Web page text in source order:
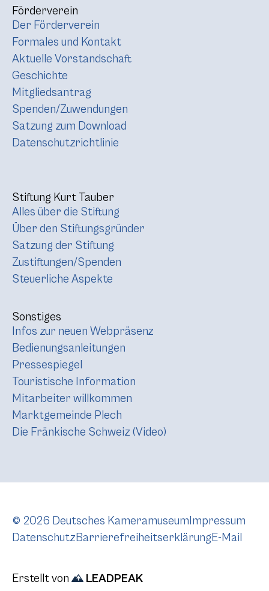
Förderverein
Der Förderverein
Formales und Kontakt
Aktuelle Vorstandschaft
Geschichte
Mitgliedsantrag
Spenden/Zuwendungen
Satzung zum Download
Datenschutzrichtlinie
Stiftung Kurt Tauber
Alles über die Stiftung
Über den Stiftungsgründer
Satzung der Stiftung
Zustiftungen/Spenden
Steuerliche Aspekte
Sonstiges
Infos zur neuen Webpräsenz
Bedienungsanleitungen
Pressespiegel
Touristische Information
Mitarbeiter willkommen
Marktgemeinde Plech
Die Fränkische Schweiz (Video)
© 2026 Deutsches KameramuseumImpressum
DatenschutzBarrierefreiheitserklärungE-Mail
Erstellt von LEADPEAK